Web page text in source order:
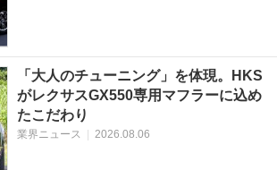
「大人のチューニング」を体現。HKS
がレクサスGX550専用マフラーに込め
たこだわり
業界ニュース | 2026.08.06